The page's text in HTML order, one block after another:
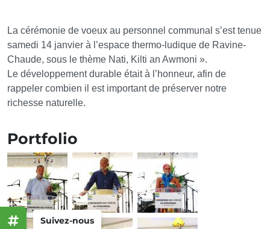
Suivez-nous
La cérémonie de voeux au personnel communal s’est tenue
samedi 14 janvier à l’espace thermo-ludique de Ravine-
Chaude, sous le thème Nati, Kilti an Awmoni ».
Le développement durable était à l’honneur, afin de
rappeler combien il est important de préserver notre
richesse naturelle.
Portfolio